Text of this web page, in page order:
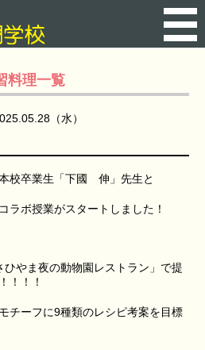
料理一覧
（水）
校卒業生「下國 伸」先生と
ラボ授業がスタートしました！
やま夜の動物園レストラン」で提
！！！
チーフに9種類のレシピ考案を目標